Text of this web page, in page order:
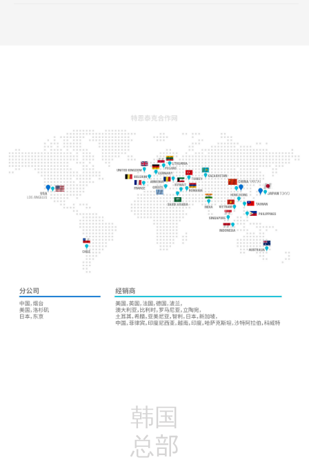
韩国
总部